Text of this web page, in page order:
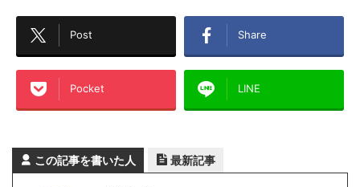
Post Share
Pocket LINE
この記事を書いた人 最新記事